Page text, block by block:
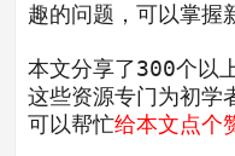
趣的问题，可以掌握
本文分享了300个以
这些资源专门为初学
可以帮忙给本文点个